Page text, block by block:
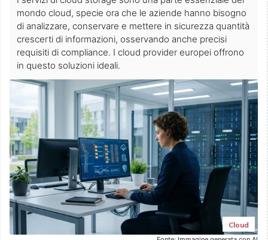
mondo cloud, specie ora che le aziende hanno bisogno
di analizzare, conservare e mettere in sicurezza quantità
crescerti di informazioni, osservando anche precisi
requisiti di compliance. I cloud provider europei offrono
in questo soluzioni ideali.
Cloud